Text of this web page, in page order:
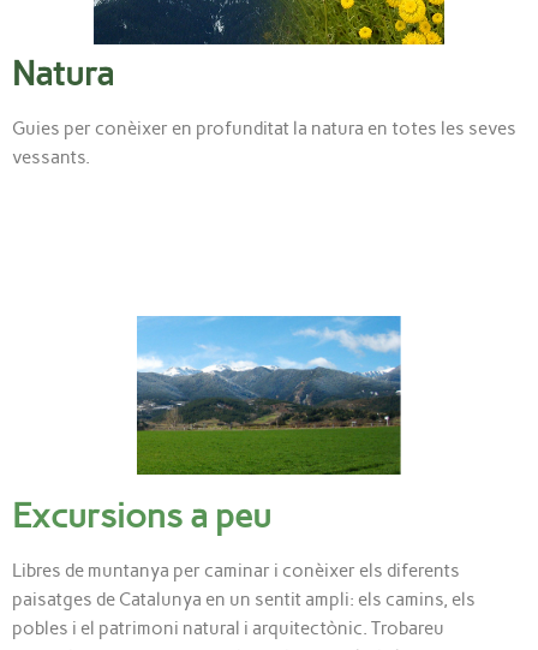
Natura
Guies per conèixer en profunditat la natura en totes les seves
vessants.
Excursions a peu
Libres de muntanya per caminar i conèixer els diferents
paisatges de Catalunya en un sentit ampli: els camins, els
pobles i el patrimoni natural i arquitectònic. Trobareu